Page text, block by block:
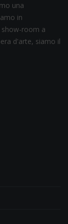
una
in
show-room a
d'arte, siamo il